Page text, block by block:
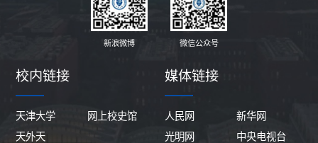
新浪微博 微信公众号
校内链接
天津大学
网上校史馆
天外天
媒体链接
人民网
新华网
光明网
中央电视台